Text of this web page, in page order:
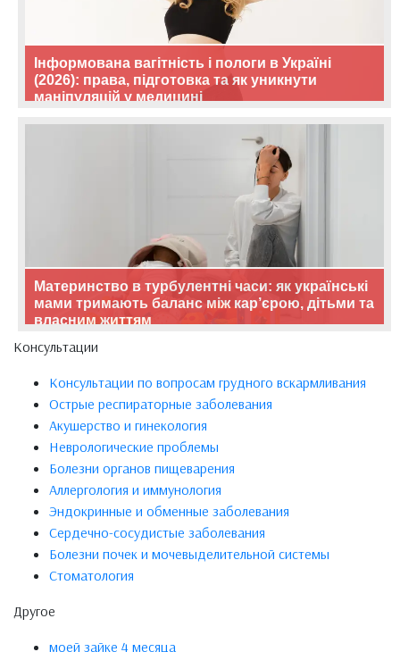
Інформована вагітність і пологи в Україні
(2026): права, підготовка та як уникнути
маніпуляцій у медицині
Материнство в турбулентні часи: як українські
мами тримають баланс між кар’єрою, дітьми та
власним життям
Консультации
Консультации по вопросам грудного вскармливания
Острые респираторные заболевания
Акушерство и гинекология
Неврологические проблемы
Болезни органов пищеварения
Аллергология и иммунология
Эндокринные и обменные заболевания
Сердечно-сосудистые заболевания
Болезни почек и мочевыделительной системы
Стоматология
Другое
моей зайке 4 месяца